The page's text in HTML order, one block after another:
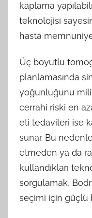
kaplama
teknolojisi
hasta
Üç boyutlu
planlamasında
yoğunluğunu
cerrahi riski en
eti tedavileri ise
sunar. Bu
etmeden ya da
kullandıkları
sorgulamak,
seçimi için güçlü